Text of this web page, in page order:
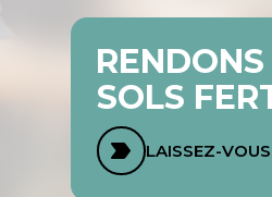
SOLS
LAISSEZ-